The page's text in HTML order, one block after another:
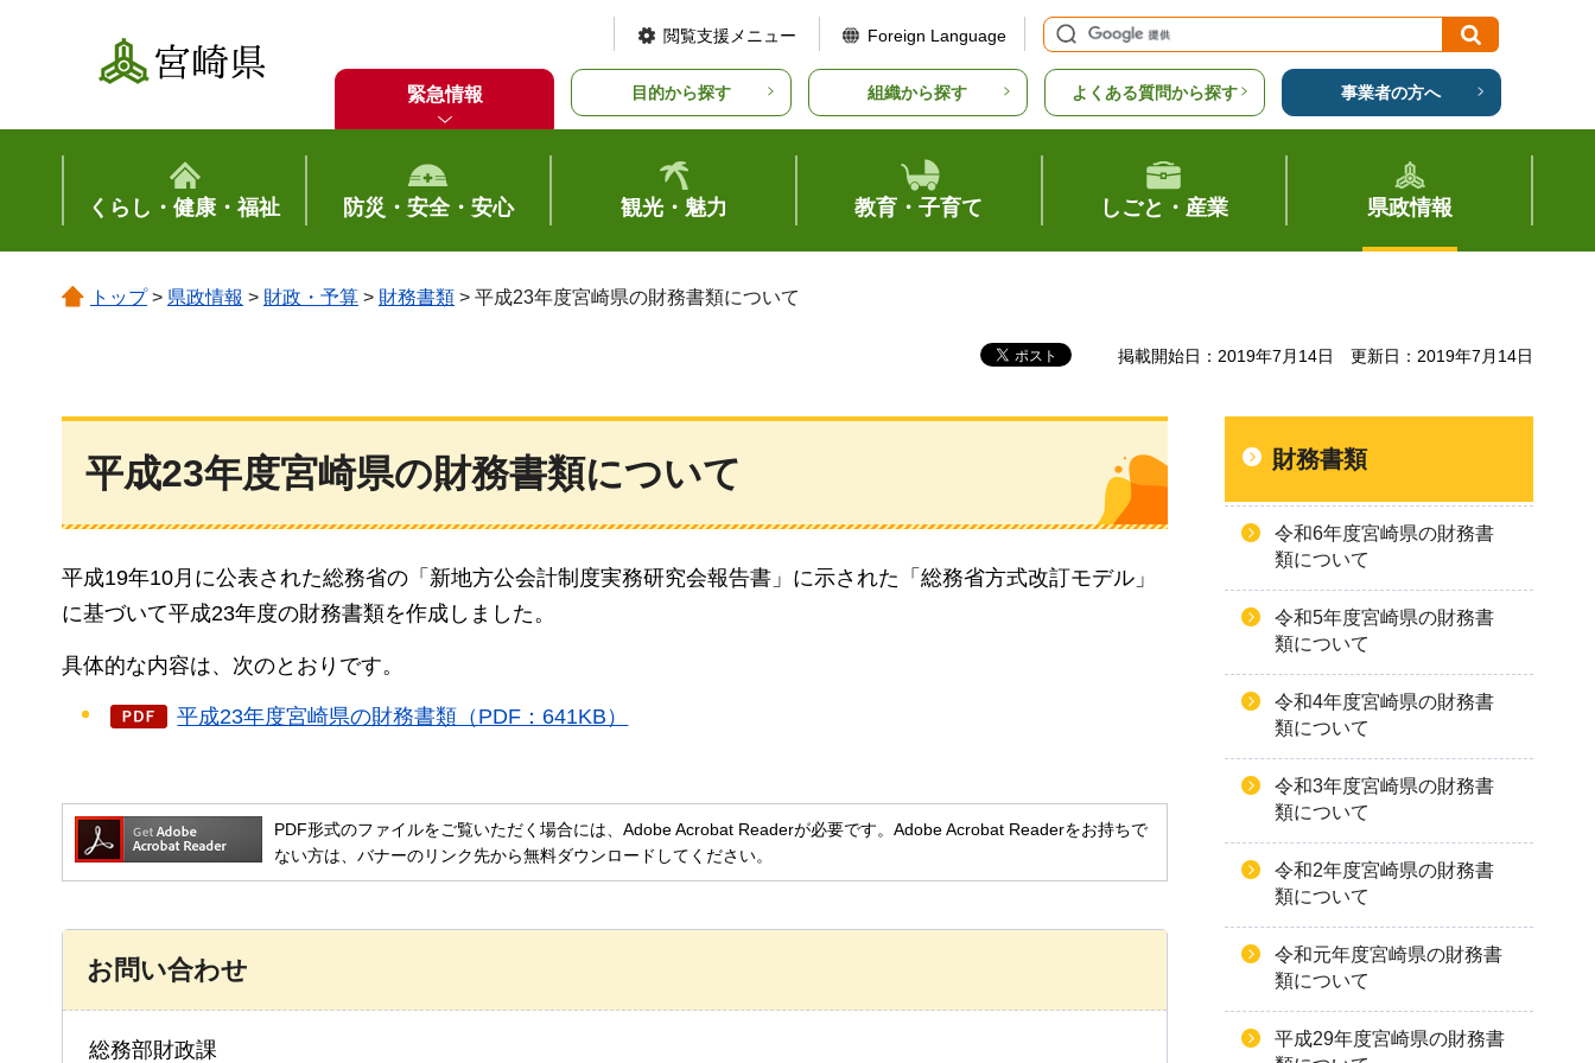
宮崎県
閲覧支援メニュー Foreign Language
緊急情報 目的から探す 組織から探す よくある質問から探す 事業者の方へ
くらし・健康・福祉 防災・安全・安心 観光・魅力 教育・子育て しごと・産業 県政情報
トップ> 県政情報 > 財政・予算 > 財務書類 > 平成23年度宮崎県の財務書類について
掲載開始日：2019年7月14日 更新日：2019年7月14日
平成23年度宮崎県の財務書類について
平成19年10月に公表された総務省の「新地方公会計制度実務研究会報告書」に示された「総務省方式改訂モデル」
に基づいて平成23年度の財務書類を作成しました。
具体的な内容は、次のとおりです。
平成23年度宮崎県の財務書類（PDF：641KB）
PDF形式のファイルをご覧いただく場合には、Adobe Acrobat Readerが必要です。Adobe Acrobat Readerをお持ちで
ない方は、バナーのリンク先から無料ダウンロードしてください。
お問い合わせ
総務部財政課
財務書類
令和6年度宮崎県の財務書
類について
令和5年度宮崎県の財務書
類について
令和4年度宮崎県の財務書
類について
令和3年度宮崎県の財務書
類について
令和2年度宮崎県の財務書
類について
令和元年度宮崎県の財務書
類について
平成29年度宮崎県の財務書